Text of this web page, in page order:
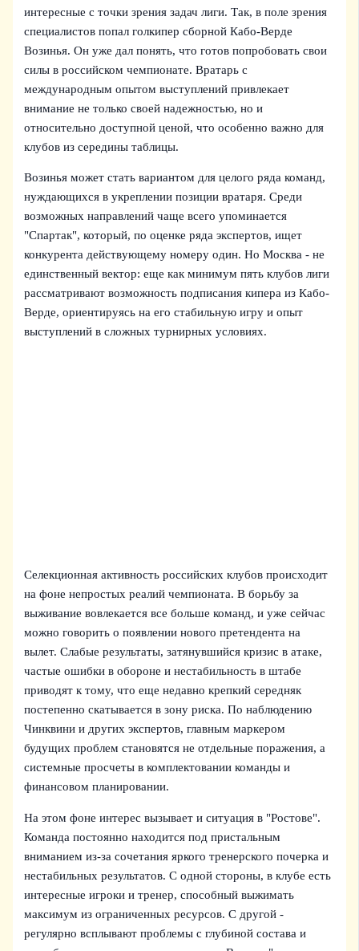
интересные с точки зрения задач лиги. Так, в поле зрения
специалистов попал голкипер сборной Кабо-Верде
Возинья. Он уже дал понять, что готов попробовать свои
силы в российском чемпионате. Вратарь с
международным опытом выступлений привлекает
внимание не только своей надежностью, но и
относительно доступной ценой, что особенно важно для
клубов из середины таблицы.
Возинья может стать вариантом для целого ряда команд,
нуждающихся в укреплении позиции вратаря. Среди
возможных направлений чаще всего упоминается
"Спартак", который, по оценке ряда экспертов, ищет
конкурента действующему номеру один. Но Москва - не
единственный вектор: еще как минимум пять клубов лиги
рассматривают возможность подписания кипера из Кабо-
Верде, ориентируясь на его стабильную игру и опыт
выступлений в сложных турнирных условиях.
Селекционная активность российских клубов происходит
на фоне непростых реалий чемпионата. В борьбу за
выживание вовлекается все больше команд, и уже сейчас
можно говорить о появлении нового претендента на
вылет. Слабые результаты, затянувшийся кризис в атаке,
частые ошибки в обороне и нестабильность в штабе
приводят к тому, что еще недавно крепкий середняк
постепенно скатывается в зону риска. По наблюдению
Чинквини и других экспертов, главным маркером
будущих проблем становятся не отдельные поражения, а
системные просчеты в комплектовании команды и
финансовом планировании.
На этом фоне интерес вызывает и ситуация в "Ростове".
Команда постоянно находится под пристальным
вниманием из-за сочетания яркого тренерского почерка и
нестабильных результатов. С одной стороны, в клубе есть
интересные игроки и тренер, способный выжимать
максимум из ограниченных ресурсов. С другой -
регулярно всплывают проблемы с глубиной состава и